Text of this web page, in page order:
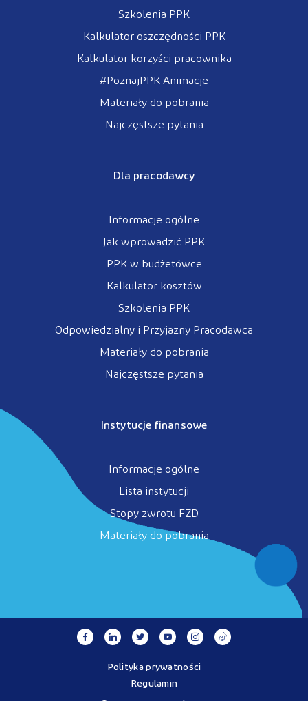
Szkolenia PPK
Kalkulator oszczędności PPK
Kalkulator korzyści pracownika
#PoznajPPK Animacje
Materiały do pobrania
Najczęstsze pytania
Dla pracodawcy
Informacje ogólne
Jak wprowadzić PPK
PPK w budżetówce
Kalkulator kosztów
Szkolenia PPK
Odpowiedzialny i Przyjazny Pracodawca
Materiały do pobrania
Najczęstsze pytania
Instytucje finansowe
Informacje ogólne
Lista instytucji
Stopy zwrotu FZD
Materiały do pobrania
Polityka prywatności
Regulamin